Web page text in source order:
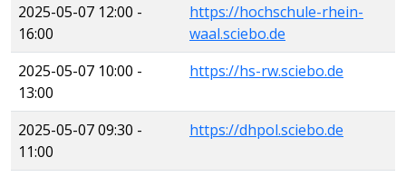
2025-05-07 12:00 -
16:00
https://hochschule-rhein-
waal.sciebo.de
2025-05-07 10:00 -
13:00
https://hs-rw.sciebo.de
2025-05-07 09:30 -
11:00
https://dhpol.sciebo.de